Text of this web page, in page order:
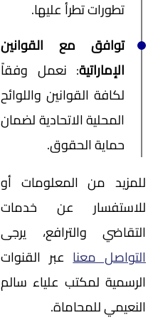
تطورات تطرأ عليها.
توافق مع القوانين
الإماراتية: نعمل وفقاً
لكافة القوانين واللوائح
المحلية الاتحادية لضمان
حماية الحقوق.
للمزيد من المعلومات أو
للاستفسار عن خدمات
التقاضي والترافع، يرجى
التواصل معناعبر القنوات
الرسمية لمكتب علياء سالم
النعيمي للمحاماة.